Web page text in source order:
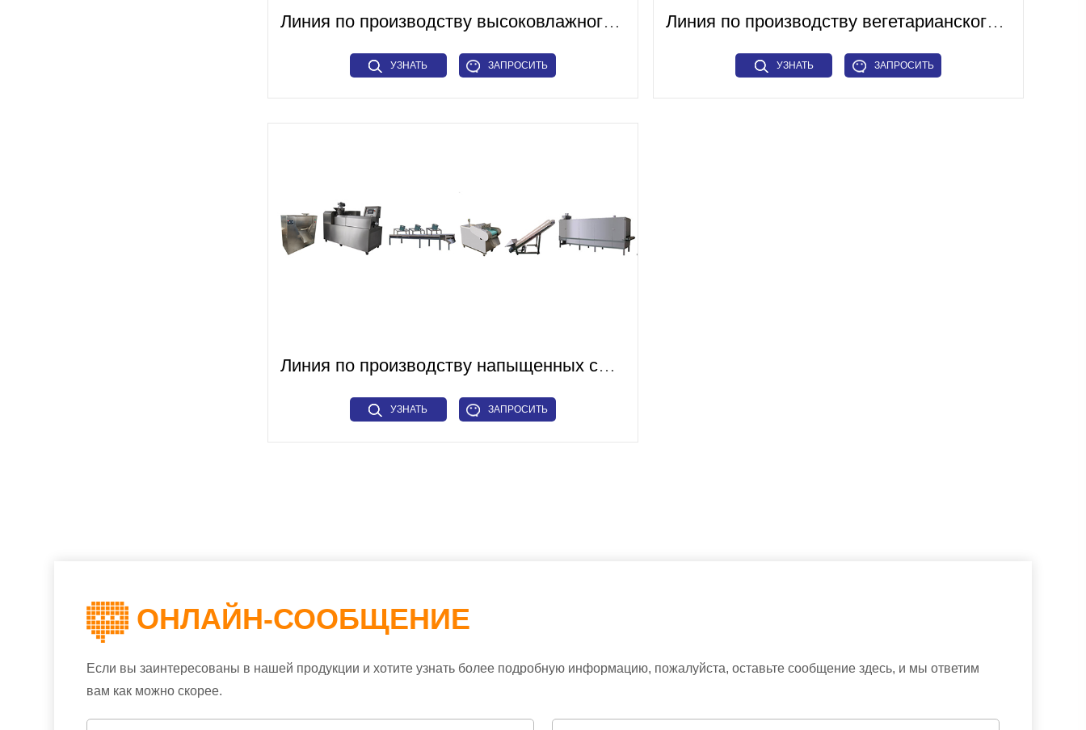
Линия по производству высоковлажного белка
УЗНАТЬ ЗАПРОСИТЬ
Линия по производству вегетарианского мяса
УЗНАТЬ ЗАПРОСИТЬ
Линия по производству напыщенных соевых продуктов
УЗНАТЬ ЗАПРОСИТЬ
ОНЛАЙН-СООБЩЕНИЕ
Если вы заинтересованы в нашей продукции и хотите узнать более подробную информацию, пожалуйста, оставьте сообщение здесь, и мы ответим
вам как можно скорее.